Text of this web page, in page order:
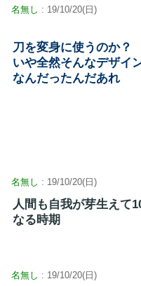
名無し : 19/10/20(日)
刀を変身に使うのか？
いや全然そんなデザイ
なんだったんだあれ
名無し : 19/10/20(日)
人間も自我が芽生えて
なる時期
名無し : 19/10/20(日)